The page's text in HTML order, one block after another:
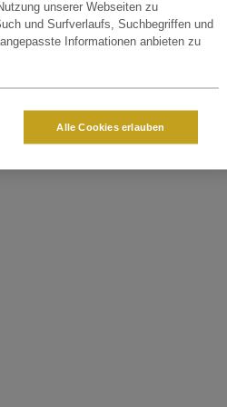
unserer Webseiten zu
und Surfverlaufs, Suchbegriffen und
Informationen anbieten zu
Alle Cookies erlauben